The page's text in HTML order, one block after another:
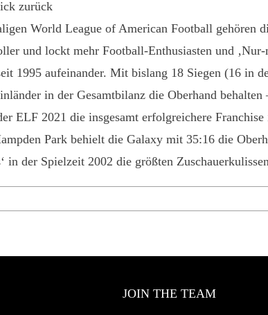
zurück
World League of American Football
und lockt mehr Football-Enthusiasten und
1995 aufeinander. Mit bislang 18 Siegen (16 in
in der Gesamtbilanz die Oberhand
ELF 2021 die insgesamt erfolgreichere
Park behielt die Galaxy mit 35:16 die
in der Spielzeit 2002 die größten
JOIN THE TEAM